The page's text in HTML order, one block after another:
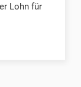
Lohn für